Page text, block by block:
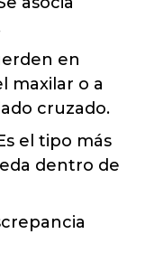
en
maxilar o a
cruzado.
el tipo más
dentro de